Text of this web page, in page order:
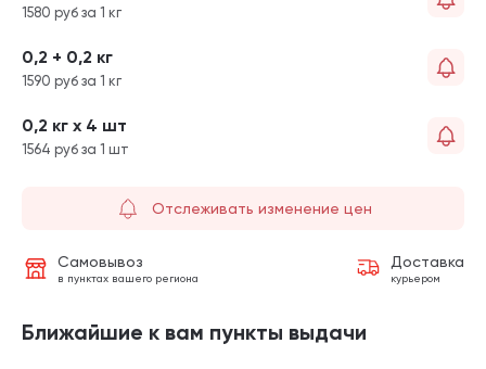
1580 руб за 1 кг
0,2 + 0,2 кг
1590 руб за 1 кг
0,2 кг х 4 шт
1564 руб за 1 шт
Отслеживать изменение цен
Самовывоз
в пунктах вашего региона
Доставка
курьером
Ближайшие к вам пункты выдачи